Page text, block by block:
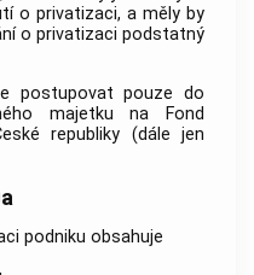
o privatizaci, a měly by
o privatizaci podstatný
postupovat pouze do
majetku na Fond
republiky (dále jen
podniku obsahuje